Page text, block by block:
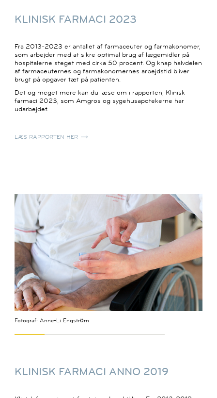
KLINISK FARMACI 2023
Fra 2013-2023 er antallet af farmaceuter og farmakonomer,
som arbejder med at sikre optimal brug af lægemidler på
hospitalerne steget med cirka 50 procent. Og knap halvdelen
af farmaceuternes og farmakonomernes arbejdstid bliver
brugt på opgaver tæt på patienten.
Det og meget mere kan du læse om i rapporten, Klinisk
farmaci 2023, som Amgros og sygehusapotekerne har
udarbejdet.
LÆS RAPPORTEN HER
Fotograf: Anne-Li Engström
KLINISK FARMACI ANNO 2019